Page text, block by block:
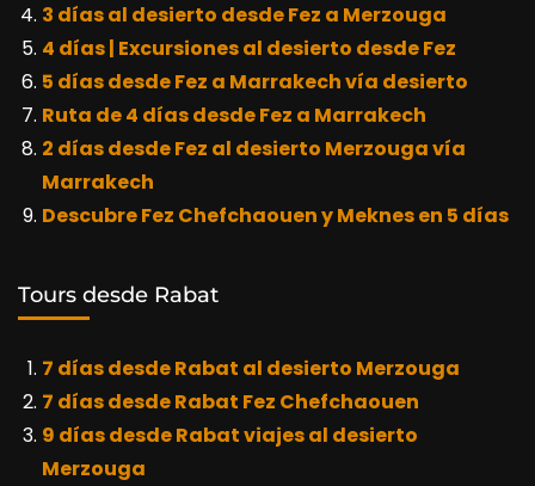
3 días al desierto desde Fez a Merzouga
4 días | Excursiones al desierto desde Fez
5 días desde Fez a Marrakech vía desierto
Ruta de 4 días desde Fez a Marrakech
2 días desde Fez al desierto Merzouga vía
Marrakech
Descubre Fez Chefchaouen y Meknes en 5 días
Tours desde Rabat
7 días desde Rabat al desierto Merzouga
7 días desde Rabat Fez Chefchaouen
9 días desde Rabat viajes al desierto
Merzouga